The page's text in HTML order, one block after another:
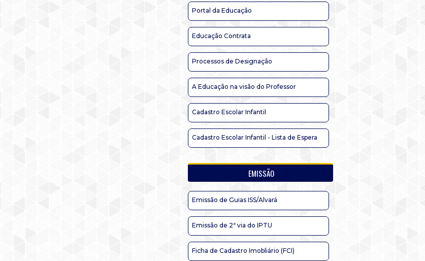
Portal da Educação
Educação Contrata
Processos de Designação
A Educação na visão do Professor
Cadastro Escolar Infantil
Cadastro Escolar Infantil - Lista de Espera
EMISSÃO
Emissão de Guias ISS/Alvará
Emissão de 2ª via do IPTU
Ficha de Cadastro Imobliário (FCI)